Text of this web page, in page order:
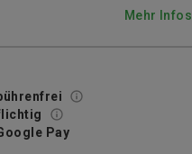
Mehr Infos
Pay